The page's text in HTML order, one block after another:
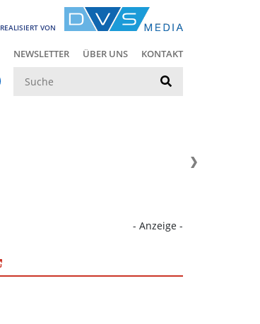
REALISIERT VON
NEWSLETTER ÜBER UNS KONTAKT
- Anzeige -